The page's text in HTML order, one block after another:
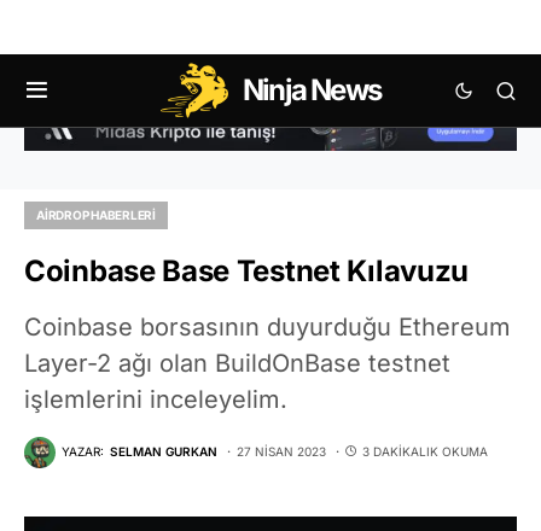
Ninja News
AIRDROP HABERLERI
Coinbase Base Testnet Kılavuzu
Coinbase borsasının duyurduğu Ethereum
Layer-2 ağı olan BuildOnBase testnet
işlemlerini inceleyelim.
YAZAR: SELMAN GURKAN 27 NISAN 2023 3 DAKIKALIK OKUMA